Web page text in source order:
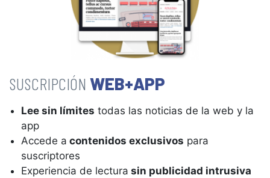
WEB+APP
Lee sin límites todas las noticias de la web y la
app
Accede a contenidos exclusivos para
suscriptores
Experiencia de lectura sin publicidad intrusiva